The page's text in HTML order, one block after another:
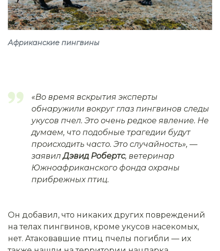
Африканские пингвины
«Во время вскрытия эксперты
обнаружили вокруг глаз пингвинов следы
укусов пчел. Это очень редкое явление. Не
думаем, что подобные трагедии будут
происходить часто. Это случайность», —
заявилДэвид Робертс, ветеринар
Южноафриканского фонда охраны
прибрежных птиц.
Он добавил, что никаких других повреждений
на телах пингвинов, кроме укусов насекомых,
нет. Атаковавшие птиц пчелы погибли — их